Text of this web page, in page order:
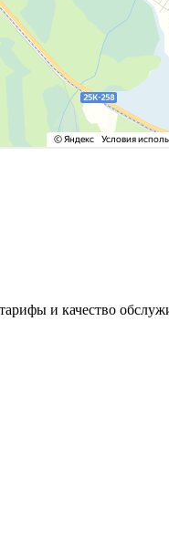
и качество